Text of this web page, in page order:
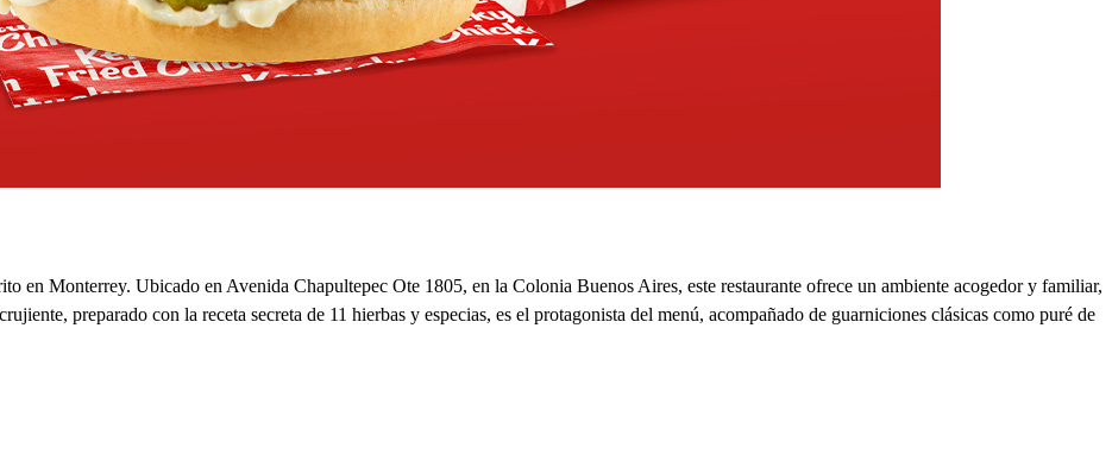
en Monterrey. Ubicado en Avenida Chapultepec Ote 1805, en la Colonia Buenos Aires, este restaurante ofrece un ambiente acogedor y familiar,
preparado con la receta secreta de 11 hierbas y especias, es el protagonista del menú, acompañado de guarniciones clásicas como puré de